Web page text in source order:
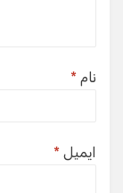
نام *
ایمیل *